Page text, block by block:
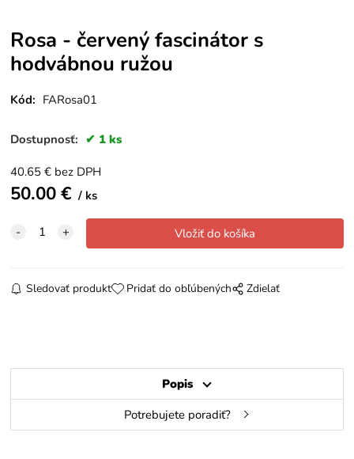
Rosa - červený fascinátor s
hodvábnou ružou
Kód: FARosa01
Dostupnosť: 1 ks
40.65 € bez DPH
50.00€ ks
Sledovať produkt Pridať do obľúbených Zdielať
Popis
Potrebujete poradiť?